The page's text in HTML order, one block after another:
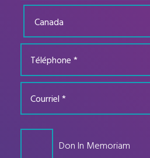
Don In Memoriam